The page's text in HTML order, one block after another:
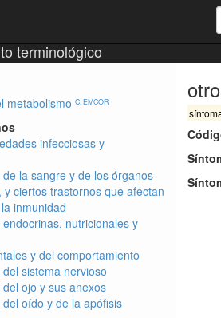
terminológico
metabolismo C. EMCOR
infecciosas y
la sangre y de los órganos
y ciertos trastornos que afectan
inmunidad
nutricionales y
y del comportamiento
sistema nervioso
ojo y sus anexos
oído y de la apófisis